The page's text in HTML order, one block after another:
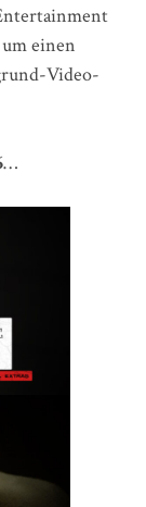
einen
Video-
…